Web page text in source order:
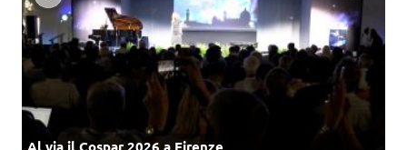
Al via il Cospar 2026 a Firenze